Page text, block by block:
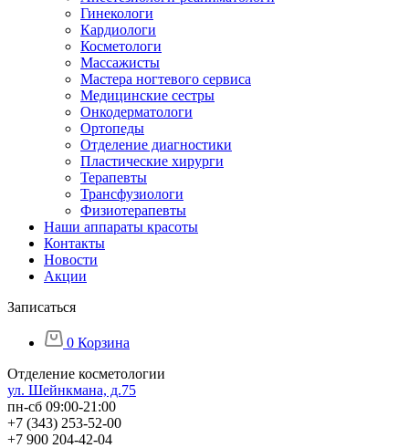
Гинекологи
Кардиологи
Косметологи
Массажисты
Мастера ногтевого сервиса
Медицинские сестры
Онкодерматологи
Ортопеды
Отделение диагностики
Пластические хирурги
Терапевты
Трансфузиологи
Физиотерапевты
Наши аппараты красоты
Контакты
Новости
Акции
Записаться
0 Корзина
Отделение косметологии
ул. Шейнкмана, д.75
пн-сб 09:00-21:00
+7 (343) 253-52-00
+7 900 204-42-04